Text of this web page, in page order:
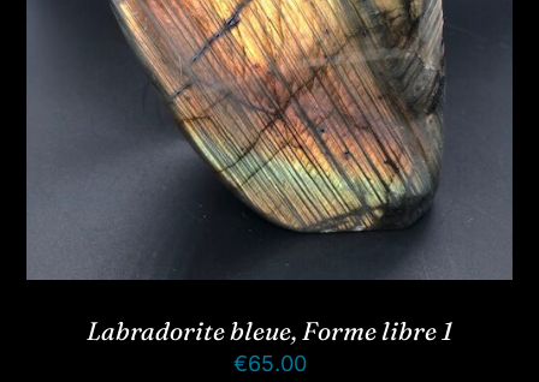
Labradorite bleue, Forme libre 1
€65.00